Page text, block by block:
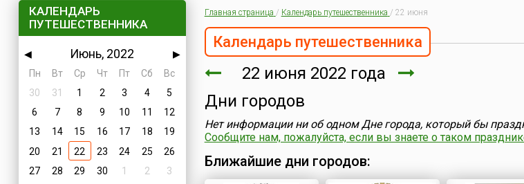
КАЛЕНДАРЬ
ПУТЕШЕСТВЕННИКА
◀ Июнь, 2022
▶
Пн
Вт Ср Чт Пт Сб
Вс
30
31 1 2 3 4
5
6
7 8 9 10 11
12
13
14 15 16 17 18
19
20
21 22 23 24 25
26
27
28 29 30 1 2
3
Главная страница / Календарь путешественника / 22 июня
Календарь путешественника
22 июня 2022 года
Дни городов
Нет информации ни об одном Дне города, который бы
Сообщите нам, пожалуйста, если вы знаете о таком
Ближайшие дни городов: